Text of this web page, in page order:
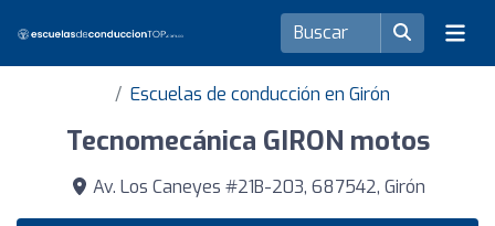
Escuelas de conducción en Girón
Tecnomecánica GIRON motos
Av. Los Caneyes #21B-203, 687542, Girón